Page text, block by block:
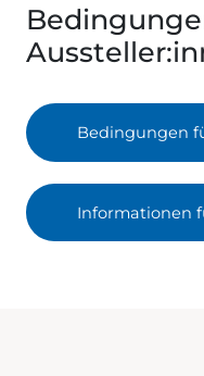
Bedingungen
Informationen